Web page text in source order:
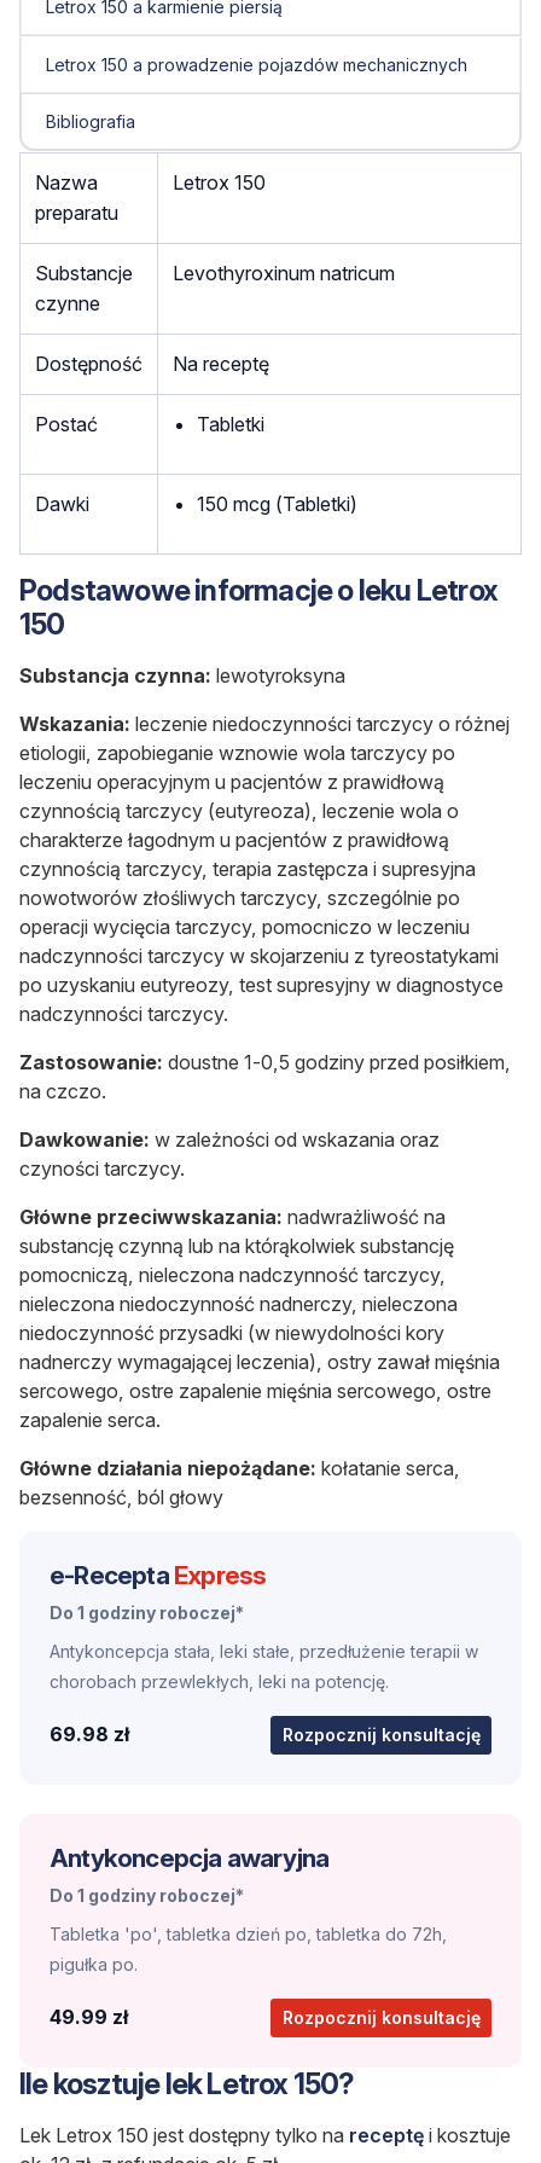
Letrox 150 a karmienie piersią
Letrox 150 a prowadzenie pojazdów mechanicznych
Bibliografia
Nazwa
preparatu
Letrox 150
Substancje
czynne
Levothyroxinum natricum
Dostępność Na receptę
Postać Tabletki
Dawki 150 mcg (Tabletki)
Podstawowe informacje o leku Letrox
150
Substancja czynna: lewotyroksyna
Wskazania: leczenie niedoczynności tarczycy o różnej
etiologii, zapobieganie wznowie wola tarczycy po
leczeniu operacyjnym u pacjentów z prawidłową
czynnością tarczycy (eutyreoza), leczenie wola o
charakterze łagodnym u pacjentów z prawidłową
czynnością tarczycy, terapia zastępcza i supresyjna
nowotworów złośliwych tarczycy, szczególnie po
operacji wycięcia tarczycy, pomocniczo w leczeniu
nadczynności tarczycy w skojarzeniu z tyreostatykami
po uzyskaniu eutyreozy, test supresyjny w diagnostyce
nadczynności tarczycy.
Zastosowanie: doustne 1-0,5 godziny przed posiłkiem,
na czczo.
Dawkowanie: w zależności od wskazania oraz
czyności tarczycy.
Główne przeciwwskazania: nadwrażliwość na
substancję czynną lub na którąkolwiek substancję
pomocniczą, nieleczona nadczynność tarczycy,
nieleczona niedoczynność nadnerczy, nieleczona
niedoczynność przysadki (w niewydolności kory
nadnerczy wymagającej leczenia), ostry zawał mięśnia
sercowego, ostre zapalenie mięśnia sercowego, ostre
zapalenie serca.
Główne działania niepożądane: kołatanie serca,
bezsenność, ból głowy
e-Recepta Express
Do 1 godziny roboczej*
Antykoncepcja stała, leki stałe, przedłużenie terapii w
chorobach przewlekłych, leki na potencję.
69.98 zł Rozpocznij konsultację
Antykoncepcja awaryjna
Do 1 godziny roboczej*
Tabletka 'po', tabletka dzień po, tabletka do 72h,
pigułka po.
49.99 zł Rozpocznij konsultację
Ile kosztuje lek Letrox 150?
Lek Letrox 150 jest dostępny tylko na receptę i kosztuje